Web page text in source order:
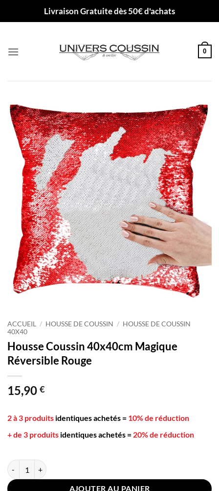
Livraison Gratuite dès 50€ d'achats
0
ACCUEIL / HOUSSE DE COUSSIN / HOUSSE DE COUSSIN
40X40
Housse Coussin 40x40cm Magique
Réversible Rouge
15,90 €
2 à 3 produits identiques achetés = 10% de réduction
+ de 3 produits identiques achetés = 20% de réduction
quantité de Housse Coussin 40x40cm Magique Réversible Rouge
AJOUTER AU PANIER